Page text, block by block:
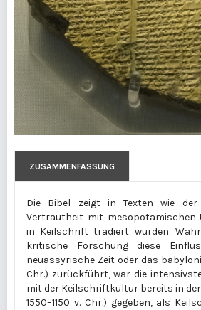
ZUSAMMENFASSUNG
Die Bibel zeigt in Texten wie der
Vertrautheit mit mesopotamischen
in Keilschrift tradiert wurden.
kritische Forschung diese
neuassyrische Zeit oder das
Chr.) zurückführt, war die
mit der Keilschriftkultur bereits in
1550–1150 v. Chr.) gegeben, als